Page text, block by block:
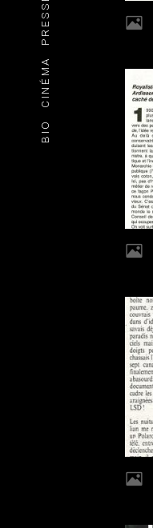
BIO
CINÉMA
PRESSE